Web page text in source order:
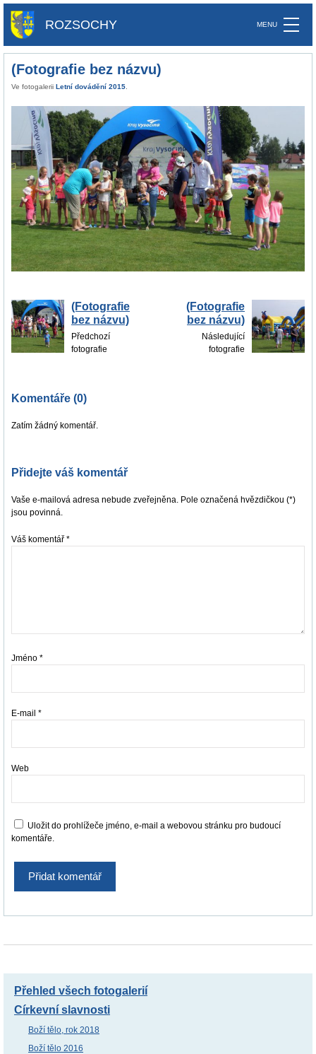
ROZSOCHY
(Fotografie bez názvu)
Ve fotogalerii Letní dovádění 2015
(Fotografie
bez názvu)
Předchozí
fotografie
(Fotografie
bez názvu)
Následující
fotografie
Komentáře (0)
Zatím žádný komentář.
Přidejte váš komentář
Vaše e-mailová adresa nebude zveřejněna. Pole označená hvězdičkou (*)
jsou povinná.
Váš komentář *
Jméno *
E-mail *
Web
Uložit do prohlížeče jméno, e-mail a webovou stránku pro budoucí
komentáře.
Přehled všech fotogalerií
Církevní slavnosti
Boží tělo, rok 2018
Boží tělo 2016